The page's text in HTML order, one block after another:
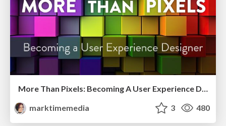
More Than Pixels: Becoming A User Experience Designer
marktimemedia
3 480